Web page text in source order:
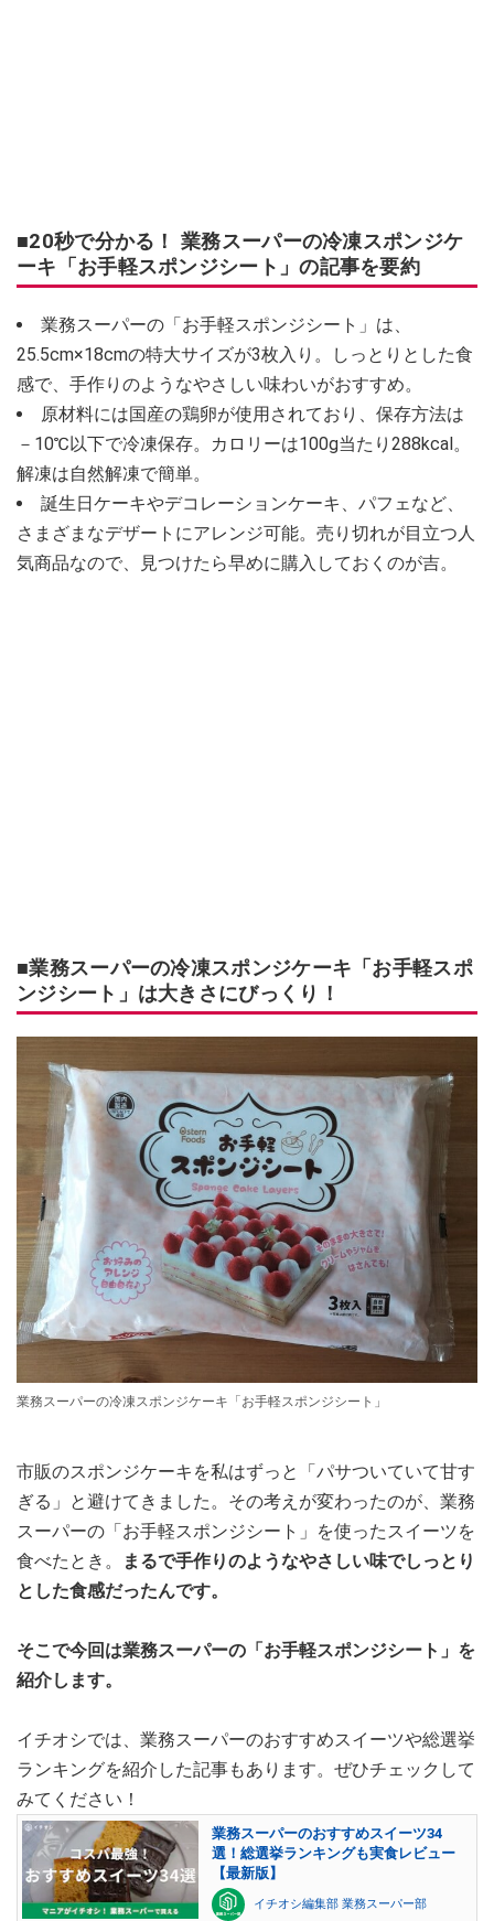
■20秒で分かる！ 業務スーパーの冷凍スポンジケ
ーキ「お手軽スポンジシート」の記事を要約
業務スーパーの「お手軽スポンジシート」は、
25.5cm×18cmの特大サイズが3枚入り。しっとりとした食
感で、手作りのようなやさしい味わいがおすすめ。
原材料には国産の鶏卵が使用されており、保存方法は
－10℃以下で冷凍保存。カロリーは100g当たり288kcal。
解凍は自然解凍で簡単。
誕生日ケーキやデコレーションケーキ、パフェなど、
さまざまなデザートにアレンジ可能。売り切れが目立つ人
気商品なので、見つけたら早めに購入しておくのが吉。
■業務スーパーの冷凍スポンジケーキ「お手軽スポ
ンジシート」は大きさにびっくり！
業務スーパーの冷凍スポンジケーキ「お手軽スポンジシート」
市販のスポンジケーキを私はずっと「パサついていて甘す
ぎる」と避けてきました。その考えが変わったのが、業務
スーパーの「お手軽スポンジシート」を使ったスイーツを
食べたとき。
まるで手作りのようなやさしい味でしっとり
とした食感だったんです。
そこで今回は業務スーパーの「お手軽スポンジシート」を
紹介します。
イチオシでは、業務スーパーのおすすめスイーツや総選挙
ランキングを紹介した記事もあります。ぜひチェックして
みてください！
業務スーパーのおすすめスイーツ34
選！総選挙ランキングも実食レビュー
【最新版】
イチオシ編集部 業務スーパー部